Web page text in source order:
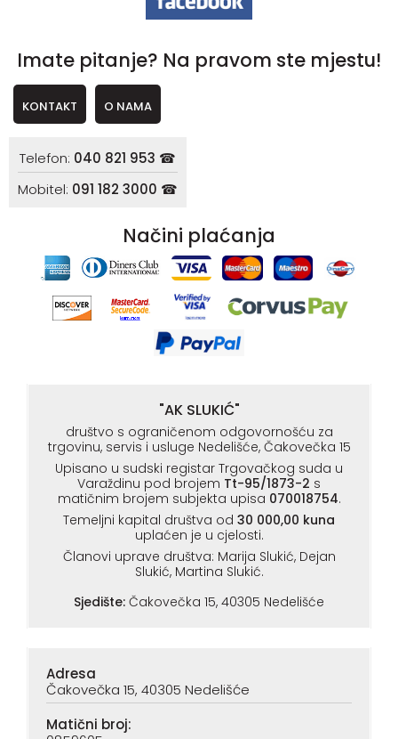
Imate pitanje? Na pravom ste mjestu!
KONTAKT O NAMA
Telefon: 040 821 953 ☎
Mobitel: 091 182 3000 ☎
Načini plaćanja
"AK SLUKIĆ"
društvo s ograničenom odgovornošću za
trgovinu, servis i usluge Nedelišće, Čakovečka 15
Upisano u sudski registar Trgovačkog suda u
Varaždinu pod brojem Tt-95/1873-2 s
matičnim brojem subjekta upisa 070018754.
Temeljni kapital društva od 30 000,00 kuna
uplaćen je u cjelosti.
Članovi uprave društva: Marija Slukić, Dejan
Slukić, Martina Slukić.
Sjedište: Čakovečka 15, 40305 Nedelišće
Adresa
Čakovečka 15, 40305 Nedelišće
Matični broj: